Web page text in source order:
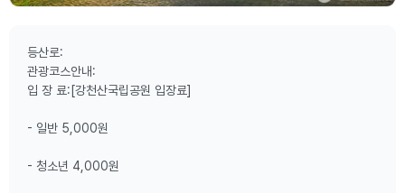
등산로:
관광코스안내:
입 장 료:[강천산국립공원 입장료]
- 일반 5,000원
- 청소년 4,000원